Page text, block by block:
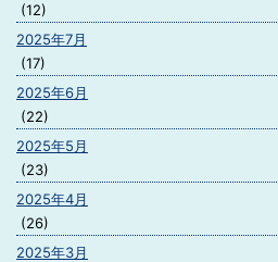
(12)
2025年7月
(17)
2025年6月
(22)
2025年5月
(23)
2025年4月
(26)
2025年3月